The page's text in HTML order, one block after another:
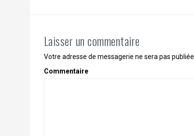
Laisser un commentaire
Votre adresse de messagerie ne sera pas publiée.
Commentaire